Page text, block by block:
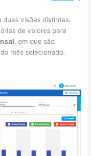
visões distintas:
de valores para
, em que são
mês selecionado.